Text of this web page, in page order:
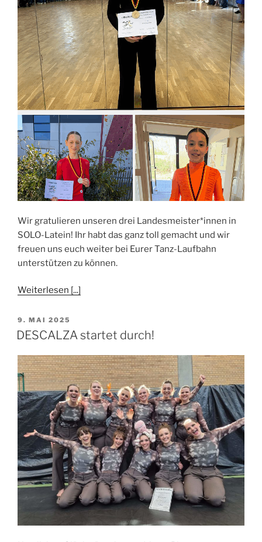
Wir gratulieren unseren drei Landesmeister*innen in
SOLO-Latein! Ihr habt das ganz toll gemacht und wir
freuen uns euch weiter bei Eurer Tanz-Laufbahn
unterstützen zu können.
Weiterlesen [...]
VERÖFFENTLICHT
AM
9. MAI 2025
DESCALZA startet durch!